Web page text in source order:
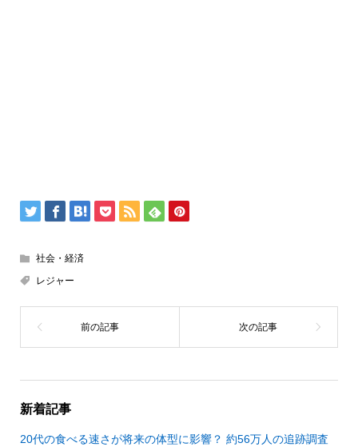
社会・経済
レジャー
新着記事
20代の食べる速さが将来の体型に影響？ 約56万人の追跡調査